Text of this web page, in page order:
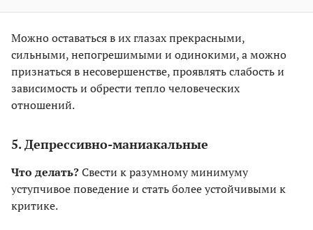
Можно оставаться в их глазах прекрасными,
сильными, непогрешимыми и одинокими, а можно
признаться в несовершенстве, проявлять слабость и
зависимость и обрести тепло человеческих
отношений.
5. Депрессивно-маниакальные
Что делать?Свести к разумному минимуму
уступчивое поведение и стать более устойчивыми к
критике.